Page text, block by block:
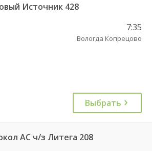
Источник 428
7:35
Вологда Копрецово
Выбрать
АС ч/з Литега 208